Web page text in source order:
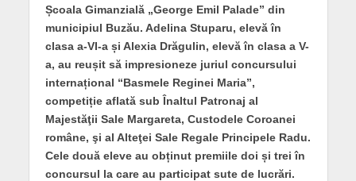
Școala Gimanzială „George Emil Palade” din
municipiul Buzău. Adelina Stuparu, elevă în
clasa a-VI-a și Alexia Drăgulin, elevă în clasa a V-
a, au reușit să impresioneze juriul concursului
internațional “Basmele Reginei Maria”,
competiție aflată sub Înaltul Patronaj al
Majestăţii Sale Margareta, Custodele Coroanei
române, şi al Alteţei Sale Regale Principele Radu.
Cele două eleve au obținut premiile doi și trei în
concursul la care au participat sute de lucrări.